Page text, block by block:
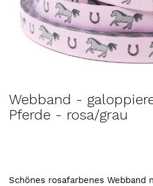
Anfang
der
Webband -
Pferde - rosa/grau
Schönes rosafarbenes Webband